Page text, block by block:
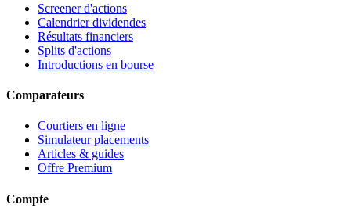
Screener d'actions
Calendrier dividendes
Résultats financiers
Splits d'actions
Introductions en bourse
Comparateurs
Courtiers en ligne
Simulateur placements
Articles & guides
Offre Premium
Compte